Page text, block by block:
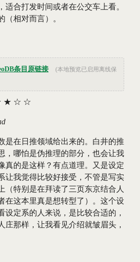
适合打发时间或者在公交车上看。
（相对而言）。
条目原链接
(本地预览已启用离线保
★ ☆ ☆
是在日推领域给出来的。白井的推
，哪怕是伪推理的部分，也会让我
真的是这样？有点道理。又是设定
让我觉得比较好接受，不管是写实
（特别是在拜读了三页东京结合人
在这本里真是想转型了）。这个设
设定系的人来说，是比较合适的，
庄那样，让我看见介绍就皱眉头，